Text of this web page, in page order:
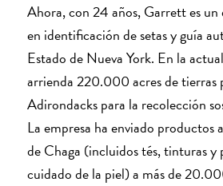
Ahora, con 24 años, Garrett es
en identificación de setas y guía
Estado de Nueva York. En la
arrienda 220.000 acres de tierras
Adirondacks para la recolección
La empresa ha enviado productos
de Chaga (incluidos tés, tinturas y
cuidado de la piel) a más de